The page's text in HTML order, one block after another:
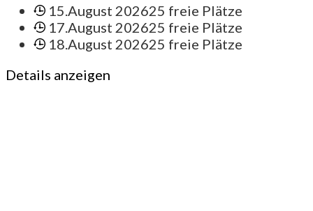
15.August 202625 freie Plätze
17.August 202625 freie Plätze
18.August 202625 freie Plätze
Details anzeigen